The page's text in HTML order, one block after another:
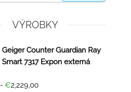
VÝROBKY
Geiger Counter Guardian Ray
Smart 7317 Expon externá
- €2,229,00